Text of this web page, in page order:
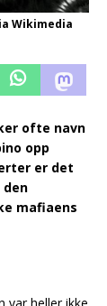
Wikimedia
ofte navn
opp
er det
mafiaens